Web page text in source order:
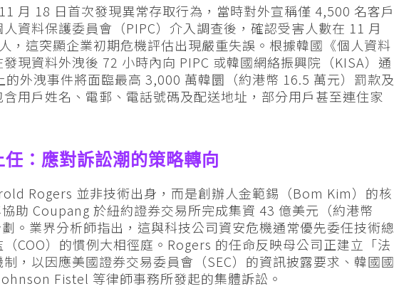
月 18 日首次發現異常存取行為，當時對外宣稱僅 4,500 名客戶
資料保護委員會（PIPC）介入調查後，確認受害人數在 11 月
，這突顯企業初期危機評估出現嚴重失誤。根據韓國《個人資料
現資料外洩後 72 小時內向 PIPC 或韓國網絡振興院（KISA）通
外洩事件將面臨最高 3,000 萬韓圜（約港幣 16.5 萬元）罰款及
用戶姓名、電郵、電話號碼及配送地址，部分用戶甚至連住家
：應對訴訟潮的策略轉向
Rogers 並非技術出身，而是創辦人金範錫（Bom Kim）的核
助 Coupang 於紐約證券交易所完成集資 43 億美元（約港幣
。業界分析師指出，這與科技公司資安危機通常優先委任技術總
COO）的慣例大相徑庭。Rogers 的任命反映母公司正建立「法
，以因應美國證券交易委員會（SEC）的資訊披露要求、韓國國
Fistel 等律師事務所發起的集體訴訟。